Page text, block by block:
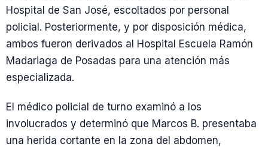
Hospital de San José, escoltados por personal
policial. Posteriormente, y por disposición médica,
ambos fueron derivados al Hospital Escuela Ramón
Madariaga de Posadas para una atención más
especializada.
El médico policial de turno examinó a los
involucrados y determinó que Marcos B. presentaba
una herida cortante en la zona del abdomen,